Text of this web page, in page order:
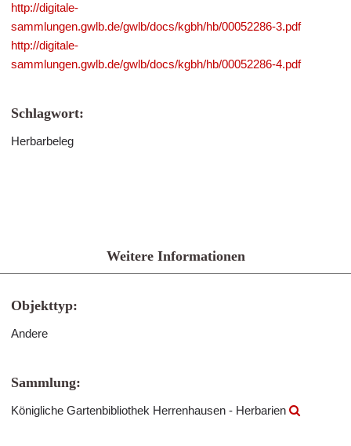
http://digitale-
sammlungen.gwlb.de/gwlb/docs/kgbh/hb/00052286-3.pdf
http://digitale-
sammlungen.gwlb.de/gwlb/docs/kgbh/hb/00052286-4.pdf
Schlagwort:
Herbarbeleg
Weitere Informationen
Objekttyp:
Andere
Sammlung:
Königliche Gartenbibliothek Herrenhausen - Herbarien